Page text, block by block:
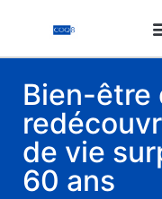
Bien-être
de vie
60 ans